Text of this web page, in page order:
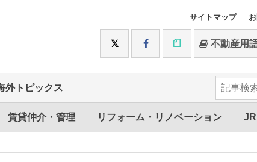
サイトマップ
不動産用
外トピックス
賃貸仲介・管理 リフォーム・リノベーション